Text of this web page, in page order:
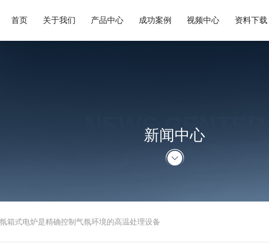
首页 关于我们 产品中心 成功案例 视频中心 资料下载
NEWS CENTER
新闻中心
箱式电炉是精确控制气氛环境的高温处理设备